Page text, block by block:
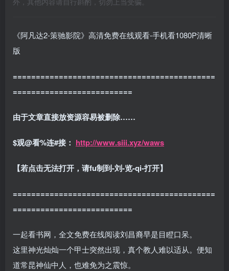
《阿凡达2-策驰影院》高清免费在线观看-手机看1080P清晰
版
============================================
==========================
由于文章直接放资源容易被删除……
$观@看%连#接： http://www.siii.xyz/waws
【若点击无法打开，请fu制到-刘-览-qi-打开】
============================================
==========================
一起看书网，全文免费在线阅读刘昌裔早是目瞪口呆。
这里神光灿灿一个甲士突然出现，真个教人难以适从。便知
道常昆神仙中人，也难免为之震惊。